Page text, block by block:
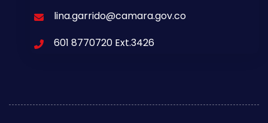
lina.garrido@camara.gov.co
601 8770720 Ext.3426